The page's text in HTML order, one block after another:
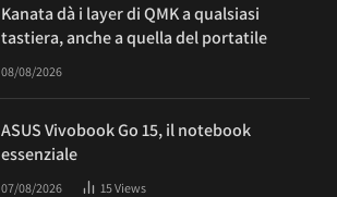
Kanata dà i layer di QMK a qualsiasi
tastiera, anche a quella del portatile
08/08/2026
ASUS Vivobook Go 15, il notebook
essenziale
07/08/2026 15Views